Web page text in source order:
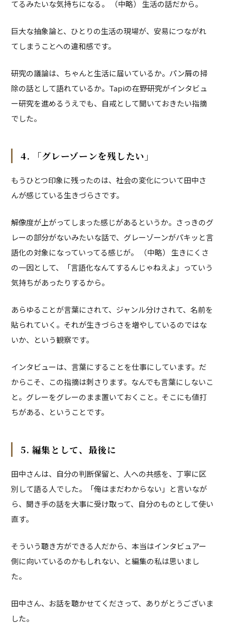
てるみたいな気持ちになる。 （中略） 生活の話だから。
巨大な抽象論と、ひとりの生活の現場が、安易につながれ
てしまうことへの違和感です。
研究の議論は、ちゃんと生活に届いているか。パン屑の掃
除の話として語れているか。Tapiの在野研究がインタビュ
ー研究を進めるうえでも、自戒として聞いておきたい指摘
でした。
4. 「グレーゾーンを残したい」
もうひとつ印象に残ったのは、社会の変化について田中さ
んが感じている生きづらさです。
解像度が上がってしまった感じがあるというか。さっきのグ
レーの部分がないみたいな話で、グレーゾーンがパキッと言
語化の対象になっていってる感じが。 （中略） 生きにくさ
の一因として、「言語化なんてするんじゃねえよ」っていう
気持ちがあったりするから。
あらゆることが言葉にされて、ジャンル分けされて、名前を
貼られていく。それが生きづらさを増やしているのではな
いか、という観察です。
インタビューは、言葉にすることを仕事にしています。だ
からこそ、この指摘は刺さります。なんでも言葉にしないこ
と。グレーをグレーのまま置いておくこと。そこにも値打
ちがある、ということです。
5. 編集として、最後に
田中さんは、自分の判断保留と、人への共感を、丁寧に区
別して語る人でした。「俺はまだわからない」と言いなが
ら、聞き手の話を大事に受け取って、自分のものとして使い
直す。
そういう聴き方ができる人だから、本当はインタビュアー
側に向いているのかもしれない、と編集の私は思いまし
た。
田中さん、お話を聴かせてくださって、ありがとうございま
した。